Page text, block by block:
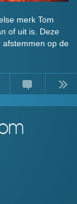
merk Tom
of uit is. Deze
afstemmen op de
Reading
Comments